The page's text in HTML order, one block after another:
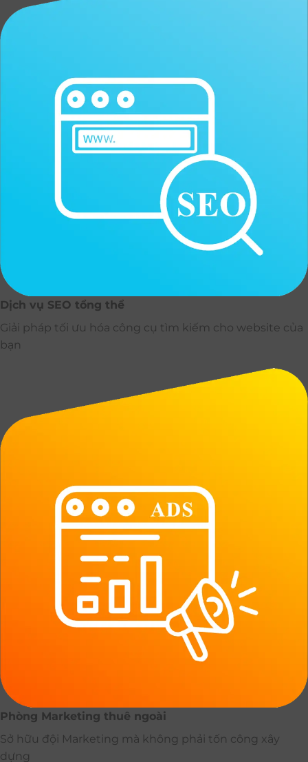
Dịch vụ SEO tổng thể
Giải pháp tối ưu hóa công cụ tìm kiếm cho website của
bạn
Phòng Marketing thuê ngoài
Sở hữu đội Marketing mà không phải tốn công xây
dựng